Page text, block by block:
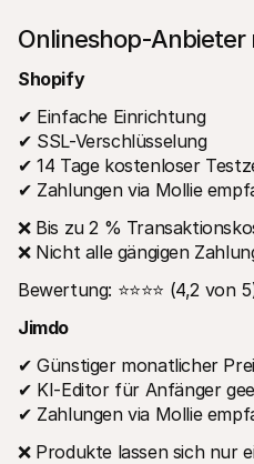
Onlineshop-Anbieter
Shopify
✔ Einfache Einrichtung
✔ SSL-Verschlüsselung
✔ 14 Tage kostenloser
✔ Zahlungen via Mollie
❌ Bis zu 2 %
❌ Nicht alle gängigen
Bewertung: ⭐⭐⭐⭐ (4,2 von
Jimdo
✔ Günstiger monatlicher
✔ KI-Editor für Anfänger
✔ Zahlungen via Mollie
❌ Produkte lassen sich nur